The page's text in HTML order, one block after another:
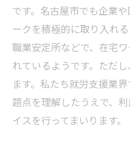
です。名古屋市でも企業
ークを積極的に取り入れ
職業安定所などで、在宅
れているようです。ただ
ます。私たち就労支援業
題点を理解したうえで、
イスを行ってまいります。